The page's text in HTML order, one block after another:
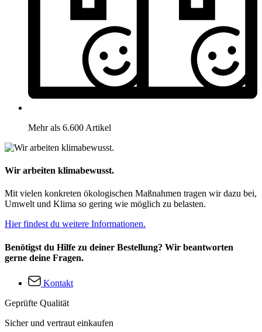
Mehr als 6.600 Artikel
Wir arbeiten klimabewusst.
Mit vielen konkreten ökologischen Maßnahmen tragen wir dazu bei,
Umwelt und Klima so gering wie möglich zu belasten.
Hier findest du weitere Informationen.
Benötigst du Hilfe zu deiner Bestellung? Wir beantworten
gerne deine Fragen.
Kontakt
Geprüfte Qualität
Sicher und vertraut einkaufen